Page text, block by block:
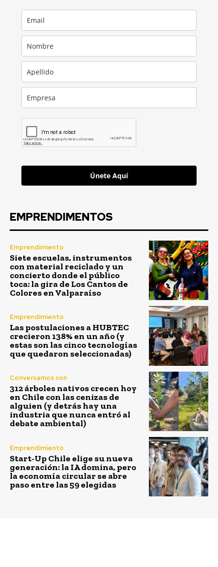
Únete Aquí
EMPRENDIMENTOS
Emprendimiento
Siete escuelas, instrumentos
con material reciclado y un
concierto donde el público
toca: la gira de Los Cantos de
Colores en Valparaíso
Emprendimiento
Las postulaciones a HUBTEC
crecieron 138% en un año (y
estas son las cinco tecnologías
que quedaron seleccionadas)
Conversamos con
312 árboles nativos crecen hoy
en Chile con las cenizas de
alguien (y detrás hay una
industria que nunca entró al
debate ambiental)
Emprendimiento
Start-Up Chile elige su nueva
generación: la IA domina, pero
la economía circular se abre
paso entre las 59 elegidas